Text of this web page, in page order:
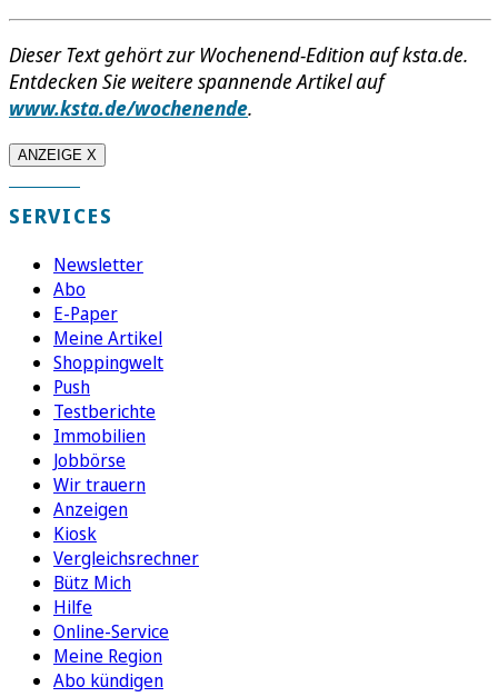
Dieser Text gehört zur Wochenend-Edition auf ksta.de.
Entdecken Sie weitere spannende Artikel auf
www.ksta.de/wochenende.
ANZEIGE X
SERVICES
Newsletter
Abo
E-Paper
Meine Artikel
Shoppingwelt
Push
Testberichte
Immobilien
Jobbörse
Wir trauern
Anzeigen
Kiosk
Vergleichsrechner
Bütz Mich
Hilfe
Online-Service
Meine Region
Abo kündigen